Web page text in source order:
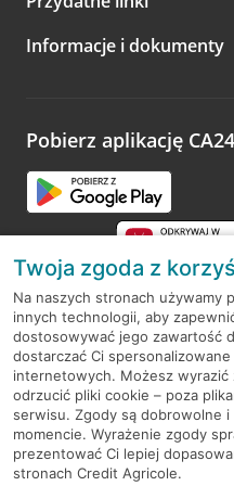
A po wizycie…
Zachęcamy do podzielenia
opinie.
Informacje i dokumenty
Pobierz aplikację
RODO
Regulamin serwisu
Mapa serwisu
PolitykaCookies
Twoja zgoda z
Na naszych stronach używamy
innych technologii, aby
dostosowywać jego zawartość
dostarczać Ci
internetowych. Możesz
odrzucić pliki cookie – poza
serwisu. Zgody są dobrowolne
momencie. Wyrażenie zgody
prezentować Ci lepiej
stronach Credit Agricole.